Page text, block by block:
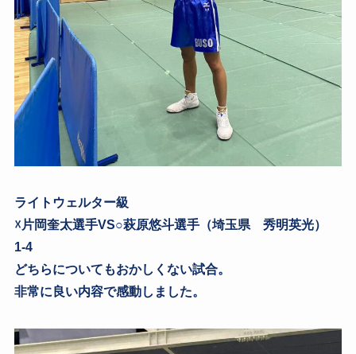
ライトウェルター級
☓片岡奎太選手VS○萩原悠斗選手（埼玉県 秀明英光）
1-4
どちらについてもおかしくない試合。
非常に良い内容で感動しました。